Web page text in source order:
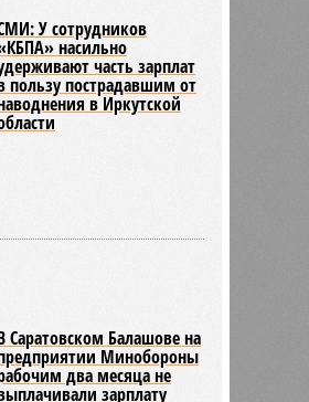
на
флюорографе провели
больнице
У сотрудников
насильно
часть зарплат
пользу пострадавшим от
в Иркутской
Саратовском Балашове на
Минобороны
два месяца не
зарплату